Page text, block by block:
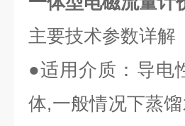
主要技术参数详解
●适用介质：导电
体,一般情况下蒸